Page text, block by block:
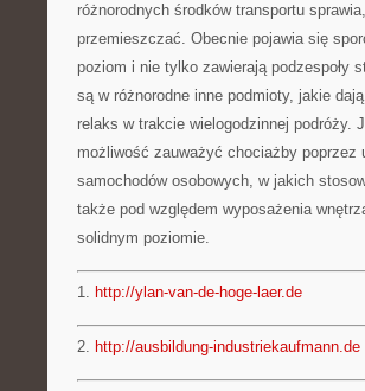
różnorodnych środków transportu
przemieszczać. Obecnie pojawia się
poziom i nie tylko zawierają podzespoły
są w różnorodne inne podmioty, jakie
relaks w trakcie wielogodzinnej podróży.
możliwość zauważyć chociażby
samochodów osobowych, w jakich
także pod względem wyposażenia
solidnym poziomie.
1. http://ylan-van-de-hoge-laer.de
2. http://ausbildung-industriekaufmann.de